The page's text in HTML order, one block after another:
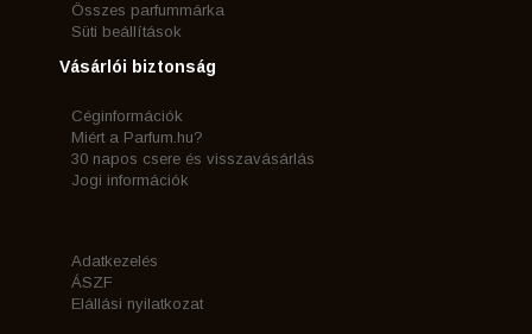
Összes parfummárka
Süti beállítások
Vásárlói biztonság
Céginformációk
Miért a Parfum.hu?
30 napos csere és visszavásárlás
Jogi információk
Adatkezelés
ÁSZF
Elállási nyilatkozat